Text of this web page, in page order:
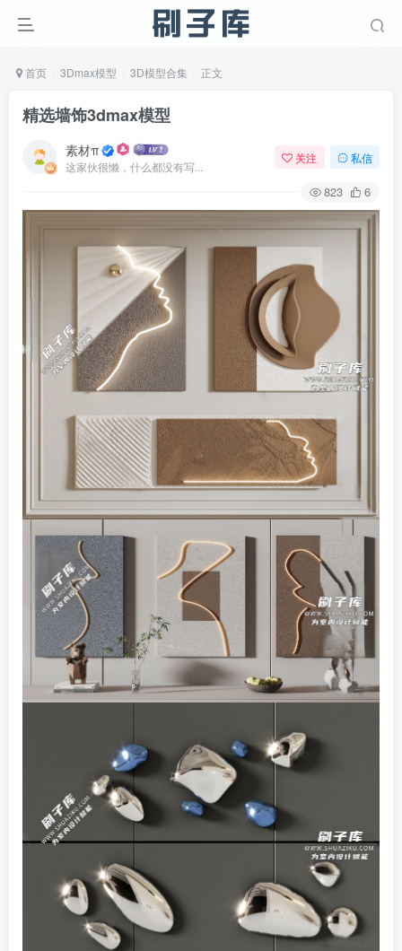
首页 3Dmax模型 3D模型合集 正文
精选墙饰3dmax模型
素材π
这家伙很懒，什么都没有写...
关注 私信
823 6